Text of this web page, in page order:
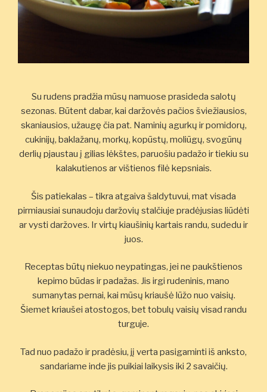
Su rudens pradžia mūsų namuose prasideda salotų
sezonas. Būtent dabar, kai daržovės pačios šviežiausios,
skaniausios, užaugę čia pat. Naminių agurkų ir pomidorų,
cukinijų, baklažanų, morkų, kopūstų, moliūgų, svogūnų
derlių pjaustau į gilias lėkštes, paruošiu padažo ir tiekiu su
kalakutienos ar vištienos filė kepsniais.
Šis patiekalas – tikra atgaiva šaldytuvui, mat visada
pirmiausiai sunaudoju daržovių stalčiuje pradėjusias liūdėti
ar vysti daržoves. Ir virtų kiaušinių kartais randu, sudedu ir
juos.
Receptas būtų niekuo neypatingas, jei ne paukštienos
kepimo būdas ir padažas. Jis irgi rudeninis, mano
sumanytas pernai, kai mūsų kriaušė lūžo nuo vaisių.
Šiemet kriaušei atostogos, bet tobulų vaisių visad randu
turguje.
Tad nuo padažo ir pradėsiu, jį verta pasigaminti iš anksto,
sandariame inde jis puikiai laikysis iki 2 savaičių.